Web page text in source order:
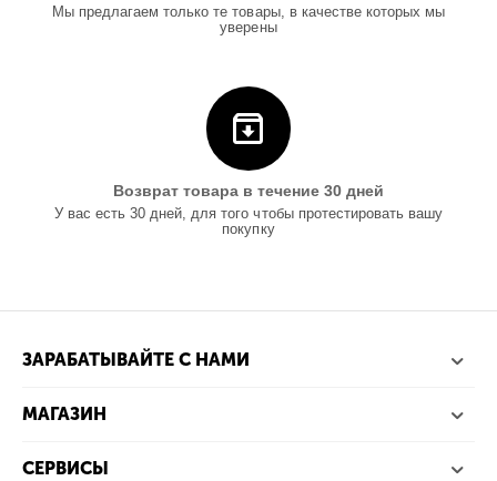
Мы предлагаем только те товары, в качестве которых мы
уверены
Возврат товара в течение 30 дней
У вас есть 30 дней, для того чтобы протестировать вашу
покупку
ЗАРАБАТЫВАЙТЕ С НАМИ
МАГАЗИН
СЕРВИСЫ